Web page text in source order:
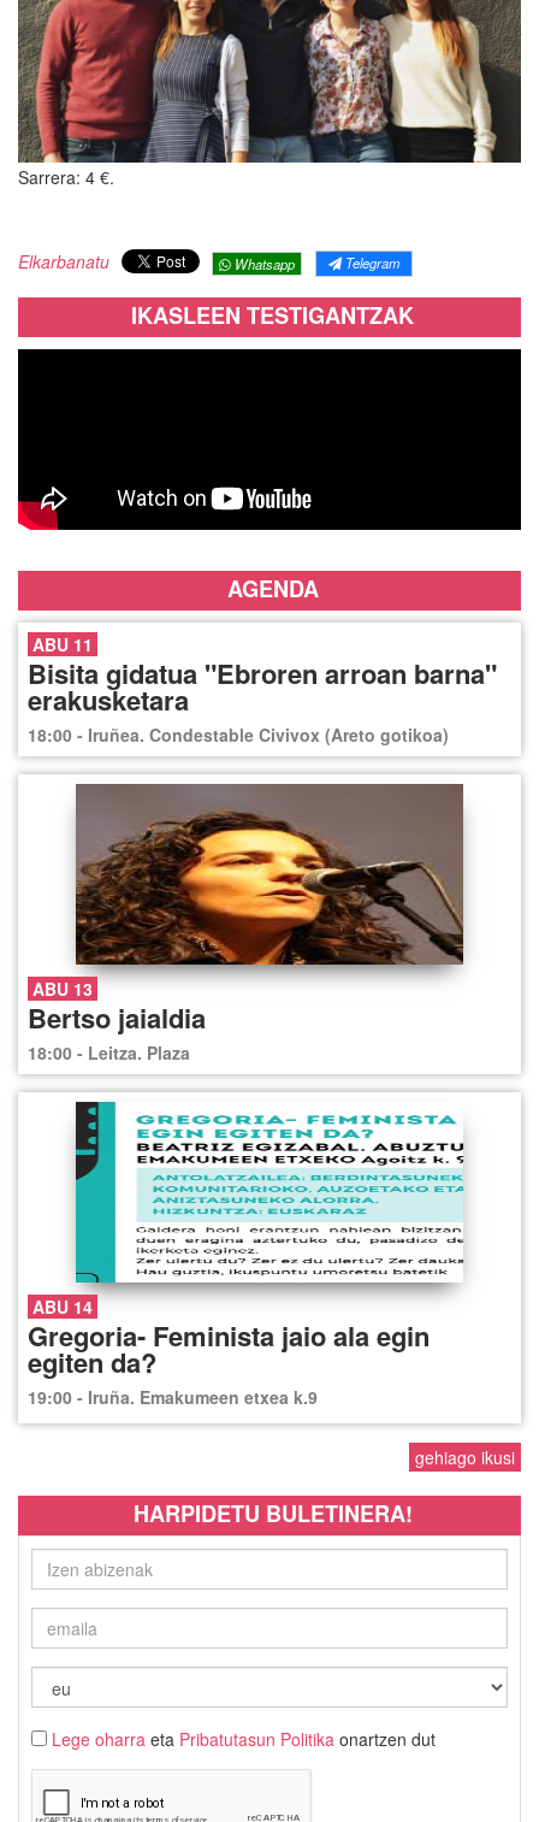
Sarrera: 4 €.
Elkarbanatu Whatsapp Telegram
IKASLEEN TESTIGANTZAK
AGENDA
ABU 11
Bisita gidatua "Ebroren arroan barna"
erakusketara
18:00 - Iruñea. Condestable Civivox (Areto gotikoa)
ABU 13
Bertso jaialdia
18:00 - Leitza. Plaza
ABU 14
Gregoria- Feminista jaio ala egin
egiten da?
19:00 - Iruña. Emakumeen etxea k.9
gehiago ikusi
HARPIDETU BULETINERA!
Lege oharra eta Pribatutasun Politika onartzen dut